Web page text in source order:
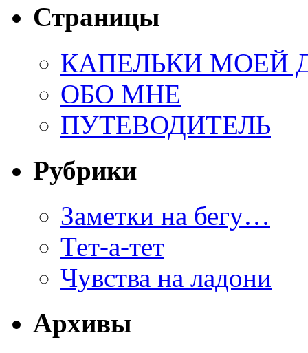
Страницы
КАПЕЛЬКИ МОЕЙ
ОБО МНЕ
ПУТЕВОДИТЕЛЬ
Рубрики
Заметки на бегу…
Тет-а-тет
Чувства на ладони
Архивы